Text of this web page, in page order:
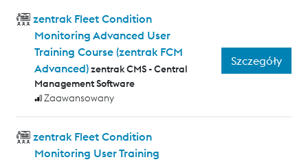
zentrak Fleet Condition
Monitoring Advanced User
Training Course (zentrak FCM
Advanced)zentrak CMS - Central
Management Software
Zaawansowany
Szczegóły
zentrak Fleet Condition
Monitoring User Training